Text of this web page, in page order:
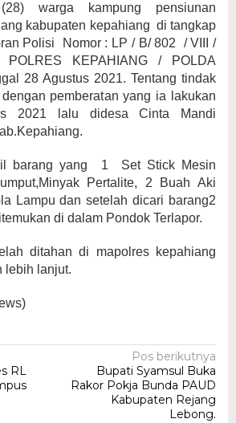
warga kampung pensiunan
kabupaten kepahiang di tangkap
Polisi Nomor : LP / B/ 802 / VIII /
KEPAHIANG / POLDA
28 Agustus 2021. Tentang tindak
pemberatan yang ia lakukan
2021 lalu didesa Cinta Mandi
barang yang 1 Set Stick Mesin
Pertalite, 2 Buah Aki
Lampu dan setelah dicari barang2
di dalam Pondok Terlapor.
ditahan di mapolres kepahiang
lebih lanjut.
RL
Pos berikutnya
Bupati Syamsul Buka
Rakor Pokja Bunda PAUD
Kabupaten Rejang
Lebong.